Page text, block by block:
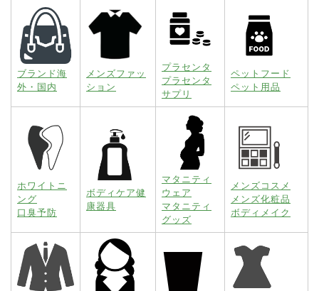
ブランド海
外・国内
メンズファッ
ション
プラセンタ
プラセンタ
サプリ
ペットフード
ペット用品
ホワイトニ
ング
口臭予防
ボディケア健
康器具
マタニティ
ウェア
マタニティ
グッズ
メンズコスメ
メンズ化粧品
ボディメイク